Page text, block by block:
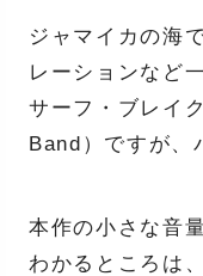
ジャマイカの海
レーションなど
サーフ・ブレイ
Band）ですが、
本作の小さな音
わかるところは